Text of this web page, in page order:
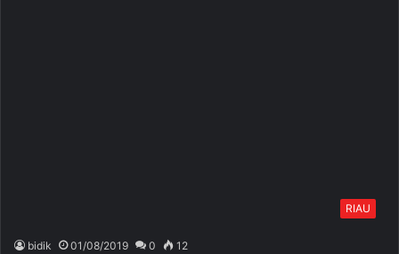
RIAU
bidik 01/08/2019 0 12